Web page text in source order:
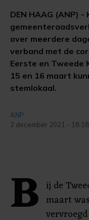
DEN HAAG (ANP)
over meerdere
verband met de
Eerste en Tweede
15 en 16 maart
stemlokaal.
ANP
2 december 2021 - 18:18
B ij de
maart